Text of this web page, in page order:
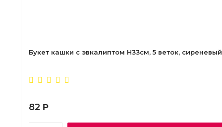
Букет кашки с эвкалиптом Н33см, 5 веток, сиреневый
82 Р